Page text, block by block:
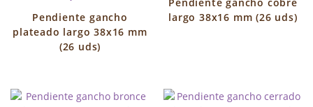
Pendiente gancho
plateado largo 38x16 mm
(26 uds)
largo 38x16 mm (26 uds)